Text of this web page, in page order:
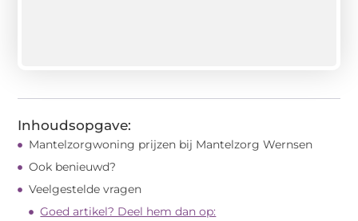
Inhoudsopgave:
Mantelzorgwoning prijzen bij Mantelzorg Wernsen
Ook benieuwd?
Veelgestelde vragen
Goed artikel? Deel hem dan op: